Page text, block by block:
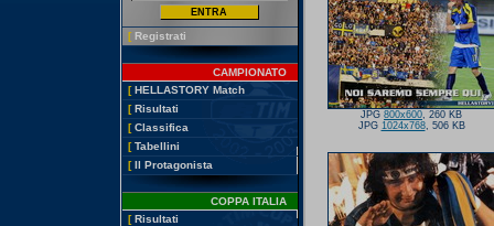
[ Registrati
CAMPIONATO
[ HELLASTORY Match
[ Risultati
[ Classifica
[ Tabellini
[ Il Protagonista
COPPA ITALIA
[ Risultati
JPG 800x600, 260 KB
JPG 1024x768, 506 KB